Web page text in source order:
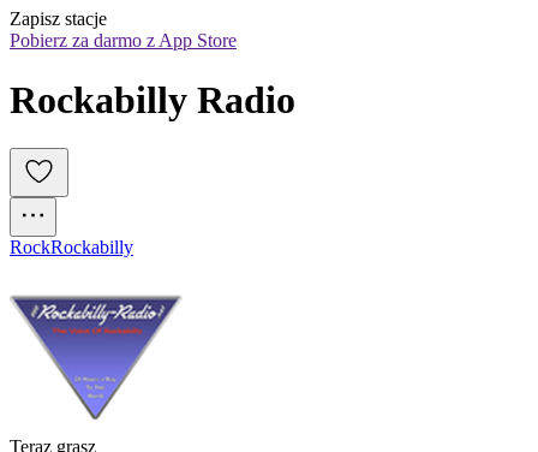
Zapisz stacje
Pobierz za darmo z App Store
Rockabilly Radio
RockRockabilly
Teraz grasz